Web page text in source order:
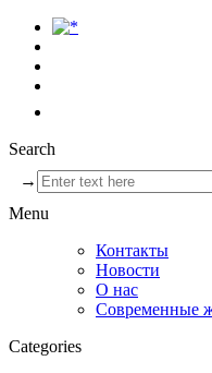
Search
→
Menu
Контакты
Новости
О нас
Современные
Categories